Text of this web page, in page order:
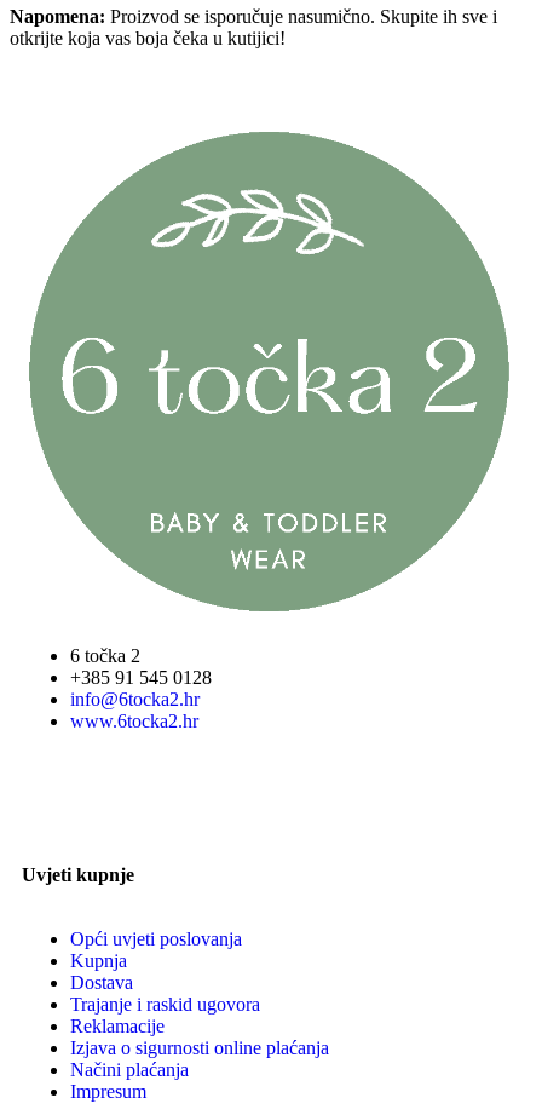
Napomena: Proizvod se isporučuje nasumično. Skupite ih sve i
otkrijte koja vas boja čeka u kutijici!
6 točka 2
+385 91 545 0128
info@6tocka2.hr
www.6tocka2.hr
Uvjeti kupnje
Opći uvjeti poslovanja
Kupnja
Dostava
Trajanje i raskid ugovora
Reklamacije
Izjava o sigurnosti online plaćanja
Načini plaćanja
Impresum